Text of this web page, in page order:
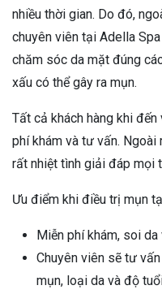
nhiều thời gian. Do đó,
chuyên viên tại Adella
chăm sóc da mặt đúng
xấu có thể gây ra mụn.
Tất cả khách hàng khi
phí khám và tư vấn.
rất nhiệt tình giải đáp mọi
Ưu điểm khi điều trị mụn
Miễn phí khám, soi
Chuyên viên sẽ tư
mụn, loại da và độ